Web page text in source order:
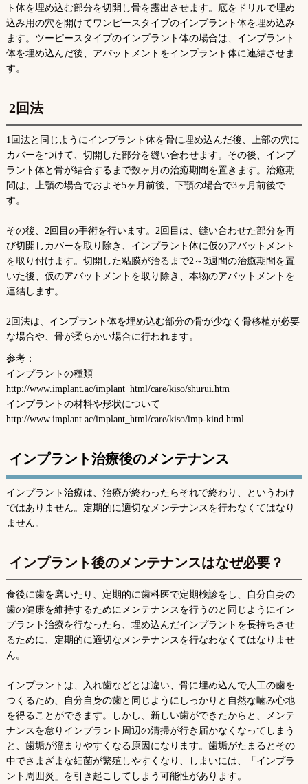
ト体を埋め込む部分を切開し骨を露出させます。底をドリルで埋め
込み用の穴を開けてワンピースタイプのインプラント体を埋め込み
ます。ツーピースタイプのインプラント体の場合は、インプラント
体を埋め込んだ後、アバットメントをインプラント体に連結させま
す。
2回法
1回法と同じようにインプラント体を骨に埋め込んだ後、上部の穴に
カバーをつけて、切開した部分を縫い合わせます。その後、インプ
ラント体と骨が結合するまで数ヶ月の治癒期間を置きます。治癒期
間は、上顎の場合でおよそ5ヶ月前後、下顎の場合で3ヶ月前後で
す。
その後、2回目の手術を行います。2回目は、縫い合わせた部分を再
び切開しカバーを取り除き、インプラント体に仮のアバットメント
を取り付けます。切開した粘膜が治るまで2～3週間の治癒期間を置
いた後、仮のアバットメントを取り除き、本物のアバットメントを
連結します。
2回法は、インプラント体を埋め込む部分の骨が少なく骨移植が必要
な場合や、骨が柔らかい場合に行われます。
参考：
インプラントの種類
http://www.implant.ac/implant_html/care/kiso/shurui.htm
インプラントの材料や形状について
http://www.implant.ac/implant_html/care/kiso/imp-kind.html
インプラント治療後のメンテナンス
インプラント治療は、治療が終わったらそれで終わり、というわけ
ではありません。定期的に適切なメンテナンスを行わなくてはなり
ません。
インプラント後のメンテナンスはなぜ必要？
食後に歯を磨いたり、定期的に歯科医で定期検診をし、自分自身の
歯の健康を維持するためにメンテナンスを行うのと同じようにイン
プラント治療を行なったら、埋め込んだインプラントを長持ちさせ
るために、定期的に適切なメンテナンスを行なわなくてはなりませ
ん。
インプラントは、入れ歯などとは違い、骨に埋め込んで人工の歯を
つくるため、自分自身の歯と同じようにしっかりと自然な噛み心地
を得ることができます。しかし、新しい歯ができたからと、メンテ
ナンスを怠りインプラント周辺の清掃が行き届かなくなってしまう
と、歯垢が溜まりやすくなる原因になります。歯垢がたまるとその
中でさまざまな細菌が繁殖しやすくなり、しまいには、「インプラ
ント周囲炎」を引き起こしてしまう可能性があります。